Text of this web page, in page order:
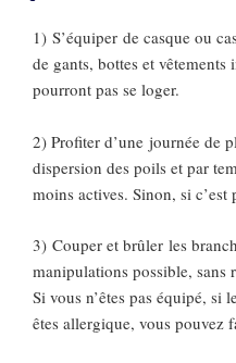
1) S’équiper de casque ou
de gants, bottes et
pourront pas se loger.
2) Profiter d’une journée de
dispersion des poils et par
moins actives. Sinon, si
3) Couper et brûler les
manipulations possible, sans
Si vous n’êtes pas équipé, si
êtes allergique, vous pouvez